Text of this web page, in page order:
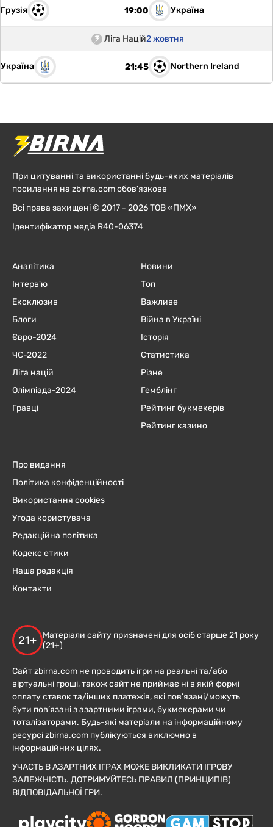
Грузія 19:00 Україна
Ліга Націй2 жовтня
Україна 21:45 Northern Ireland
При цитуванні та використанні будь-яких матеріалів
посилання на zbirna.com обов'язкове
Всі права захищені © 2017 - 2026 ТОВ «ПМХ»
Ідентифікатор медіа R40-06374
Аналітика
Інтерв'ю
Ексклюзив
Блоги
Євро-2024
ЧC-2022
Ліга націй
Олімпіада-2024
Гравці
Новини
Топ
Важливе
Війна в Україні
Історія
Статистика
Різне
Гемблінг
Рейтинг букмекерів
Рейтинг казино
Про видання
Політика конфіденційності
Використання cookies
Угода користувача
Редакційна політика
Кодекс етики
Наша редакція
Контакти
21+
Матеріали сайту призначені для осіб старше 21 року
(21+)
Сайт zbirna.com не проводить ігри на реальні та/або
віртуальні гроші, також сайт не приймає ні в якій формі
оплату ставок та/інших платежів, які пов’язані/можуть
бути пов’язані з азартними іграми, букмекерами чи
тоталізаторами. Будь-які матеріали на інформаційному
ресурсі zbirna.com публікуються виключно в
інформаційних цілях.
УЧАСТЬ В АЗАРТНИХ ІГРАХ МОЖЕ ВИКЛИКАТИ ІГРОВУ
ЗАЛЕЖНІСТЬ. ДОТРИМУЙТЕСЬ ПРАВИЛ (ПРИНЦИПІВ)
ВІДПОВІДАЛЬНОЇ ГРИ.